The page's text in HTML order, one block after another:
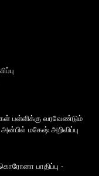
பள்ளிக்கு வரவேண்டும்
மகேஷ் அறிவிப்பு
பாதிப்பு -